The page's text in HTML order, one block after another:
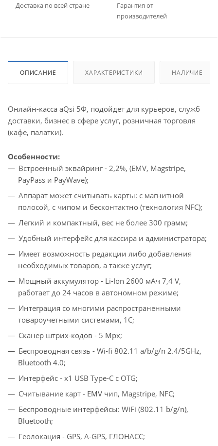
Доставка по всей стране
Гарантия от
производителей
ОПИСАНИЕ ХАРАКТЕРИСТИКИ НАЛИЧИЕ
Онлайн-касса aQsi 5Ф, подойдет для курьеров, служб
доставки, бизнес в сфере услуг, розничная торговля
(кафе, палатки).
Особенности:
Встроенный эквайринг - 2,2%, (EMV, Magstripe,
PayPass и PayWave);
Аппарат может считывать карты: с магнитной
полосой, с чипом и бесконтактно (технология NFC);
Легкий и компактный, вес не более 300 грамм;
Удобный интерфейс для кассира и администратора;
Имеет возможность редакции либо добавления
необходимых товаров, а также услуг;
Мощный аккумулятор - Li-Ion 2600 мАч 7,4 V,
работает до 24 часов в автономном режиме;
Интеграция со многими распространенными
товароучетными системами, 1С;
Сканер штрих-кодов - 5 Mpx;
Беспроводная связь - Wi-fi 802.11 a/b/g/n 2.4/5GHz,
Bluetooth 4.0;
Интерфейс - x1 USB Type-C с OTG;
Считывание карт - EMV чип, Magstripe, NFC;
Беспроводные интерфейсы: WiFi (802.11 b/g/n),
Bluetooth;
Геолокация - GPS, A-GPS, ГЛОНАСС;